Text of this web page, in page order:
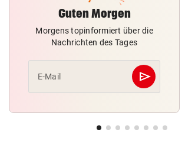
Guten Morgen
Morgens topinformiert über die
Nachrichten des Tages
E-Mail send
Abschicken